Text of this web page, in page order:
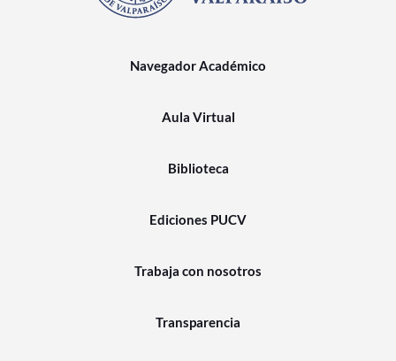
Navegador Académico
Aula Virtual
Biblioteca
Ediciones PUCV
Trabaja con nosotros
Transparencia